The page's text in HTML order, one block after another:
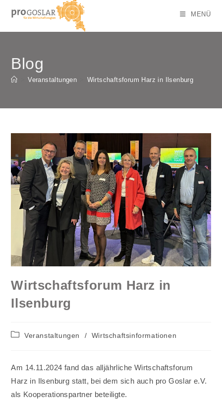
Inhalt
springen
MENÜ
Blog
Veranstaltungen Wirtschaftsforum Harz in Ilsenburg
Wirtschaftsforum Harz in
Ilsenburg
Beitrags-
Veranstaltungen / Wirtschaftsinformationen
Am 14.11.2024 fand das alljährliche Wirtschaftsforum
Harz in Ilsenburg statt, bei dem sich auch pro Goslar e.V.
als Kooperationspartner beteiligte.